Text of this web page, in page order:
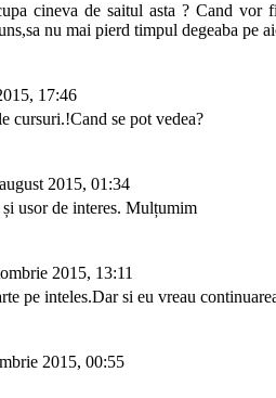
cineva de saitul asta ? Cand vor
nu mai pierd timpul degeaba pe
17:46
cursuri.!Cand se pot vedea?
2015, 01:34
usor de interes. Mulțumim
2015, 13:11
pe inteles.Dar si eu vreau
2015, 00:55